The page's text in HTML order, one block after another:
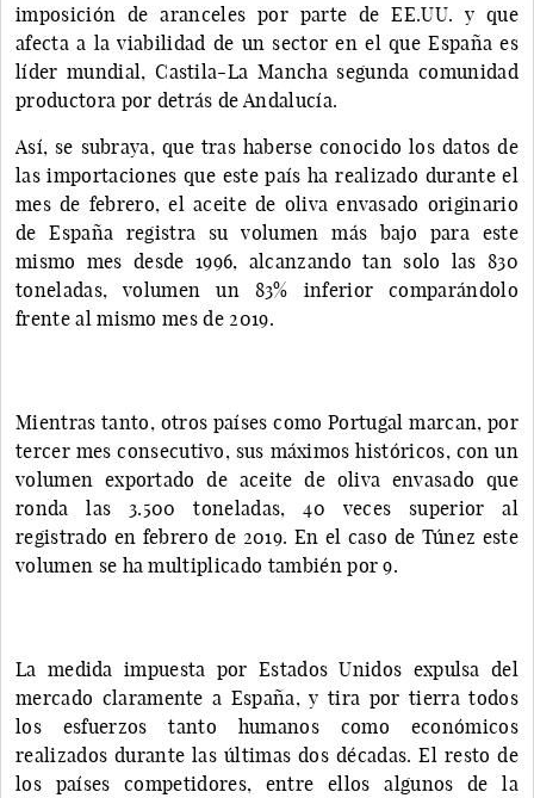
imposición de aranceles por parte de EE.UU. y que
afecta a la viabilidad de un sector en el que España es
líder mundial, Castila-La Mancha segunda comunidad
productora por detrás de Andalucía.
Así, se subraya, que tras haberse conocido los datos de
las importaciones que este país ha realizado durante el
mes de febrero, el aceite de oliva envasado originario
de España registra su volumen más bajo para este
mismo mes desde 1996, alcanzando tan solo las 830
toneladas, volumen un 83% inferior comparándolo
frente al mismo mes de 2019.
Mientras tanto, otros países como Portugal marcan, por
tercer mes consecutivo, sus máximos históricos, con un
volumen exportado de aceite de oliva envasado que
ronda las 3.500 toneladas, 40 veces superior al
registrado en febrero de 2019. En el caso de Túnez este
volumen se ha multiplicado también por 9.
La medida impuesta por Estados Unidos expulsa del
mercado claramente a España, y tira por tierra todos
los esfuerzos tanto humanos como económicos
realizados durante las últimas dos décadas. El resto de
los países competidores, entre ellos algunos de la